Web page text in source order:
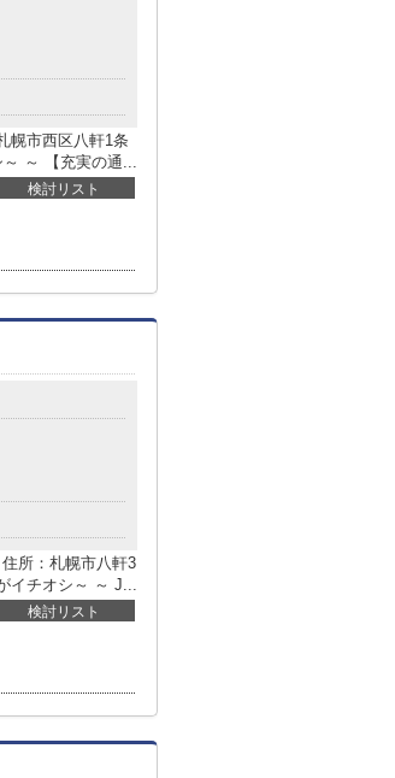
幌市西区八軒1条
～ 【充実の通...
検討リスト
所：札幌市八軒3
イチオシ～ ～ J...
検討リスト